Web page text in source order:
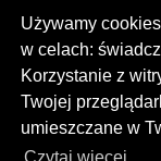
Używamy
w celach:
Korzystanie z
Twojej
umieszczane w
création synergia
lubbock chamber
mathews farms
designs to you